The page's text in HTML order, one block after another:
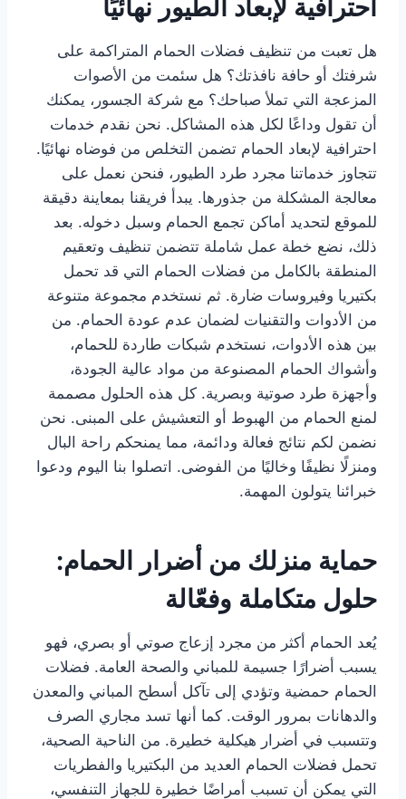
احترافية لإبعاد الطيور نهائيًا
هل تعبت من تنظيف فضلات الحمام المتراكمة على
شرفتك أو حافة نافذتك؟ هل سئمت من الأصوات
المزعجة التي تملأ صباحك؟ مع شركة الجسور، يمكنك
أن تقول وداعًا لكل هذه المشاكل. نحن نقدم خدمات
احترافية لإبعاد الحمام تضمن التخلص من فوضاه نهائيًا.
تتجاوز خدماتنا مجرد طرد الطيور، فنحن نعمل على
معالجة المشكلة من جذورها. يبدأ فريقنا بمعاينة دقيقة
للموقع لتحديد أماكن تجمع الحمام وسبل دخوله. بعد
ذلك، نضع خطة عمل شاملة تتضمن تنظيف وتعقيم
المنطقة بالكامل من فضلات الحمام التي قد تحمل
بكتيريا وفيروسات ضارة. ثم نستخدم مجموعة متنوعة
من الأدوات والتقنيات لضمان عدم عودة الحمام. من
بين هذه الأدوات، نستخدم شبكات طاردة للحمام،
وأشواك الحمام المصنوعة من مواد عالية الجودة،
وأجهزة طرد صوتية وبصرية. كل هذه الحلول مصممة
لمنع الحمام من الهبوط أو التعشيش على المبنى. نحن
نضمن لكم نتائج فعالة ودائمة، مما يمنحكم راحة البال
ومنزلًا نظيفًا وخاليًا من الفوضى. اتصلوا بنا اليوم ودعوا
خبرائنا يتولون المهمة.
حماية منزلك من أضرار الحمام:
حلول متكاملة وفعّالة
يُعد الحمام أكثر من مجرد إزعاج صوتي أو بصري، فهو
يسبب أضرارًا جسيمة للمباني والصحة العامة. فضلات
الحمام حمضية وتؤدي إلى تآكل أسطح المباني والمعدن
والدهانات بمرور الوقت. كما أنها تسد مجاري الصرف
وتتسبب في أضرار هيكلية خطيرة. من الناحية الصحية،
تحمل فضلات الحمام العديد من البكتيريا والفطريات
التي يمكن أن تسبب أمراضًا خطيرة للجهاز التنفسي،